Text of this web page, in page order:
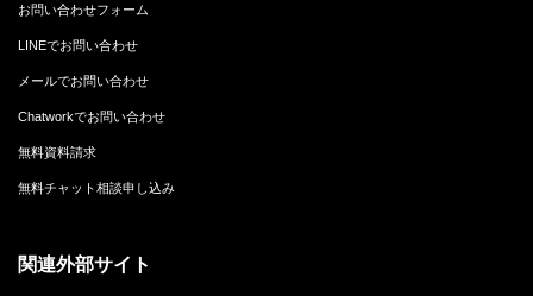
お問い合わせフォーム
LINEでお問い合わせ
メールでお問い合わせ
Chatworkでお問い合わせ
無料資料請求
無料チャット相談申し込み
関連外部サイト